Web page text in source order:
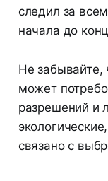
следил за
начала до
Не забывайте,
может
разрешений и
связано с